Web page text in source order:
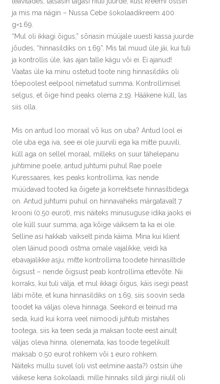
ja mis ma nägin – Nussa Cebe šokolaadikreem 400
g=1.69.
“Mul oli ikkagi õigus,” sõnasin müüjale uuesti kassa juurde
jõudes, “hinnasildiks on 1.69”. Mis tal muud üle jäi, kui tuli
ja kontrollis üle, kas ajan talle kägu või ei. Ei ajanud!
Vaatas üle ka minu ostetud toote ning hinnasildiks oli
tõepoolest eelpool nimetatud summa. Kontrollimisel
selgus, et õige hind peaks olema 2.19. Hääkene küll, las
siis olla.
Mis on antud loo moraal võ kus on uba? Antud lool ei
ole uba ega iva, see ei ole juurvili ega ka mitte puuvili,
küll aga on sellel moraal, milleks on suur tähelepanu
juhtimine poele, antud juhtumi puhul Rae poele
Kuressaares, kes peaks kontrollima, kas nende
müüdavad tooted ka õigete ja korrektsete hinnasiltidega
on. Antud juhtumi puhul on hinnavaheks märgatavalt 7
krooni (0.50 eurot), mis näiteks minusuguse idika jaoks ei
ole küll suur summa, aga kõige väiksem ta ka ei ole.
Selline asi hakkab vaikselt pinda käima. Mina kui klient
olen läinud poodi ostma omale vajalikke, veidi ka
ebavajalikke asju, mitte kontrollima toodete hinnasiltide
õigsust – nende õigsust peab kontrollima ettevõte. Nii
korraks, kui tuli välja, et mul ikkagi õigus, käis isegi peast
läbi mõte, et kuna hinnasildiks on 1.69, siis soovin seda
toodet ka väljas oleva hinnaga. Seekord ei teinud ma
seda, kuid kui korra veel niimoodi juhtub mistahes
tootega, siis ka teen seda ja maksan toote eest ainult
väljas oleva hinna, olenemata, kas toode tegelikult
maksab 0.50 eurot rohkem või 1 euro rohkem.
Näiteks mullu suvel (oli vist eelmine aasta?) ostsin ühe
väikese kena šokolaadi, mille hinnaks sildi järgi riiulil oli